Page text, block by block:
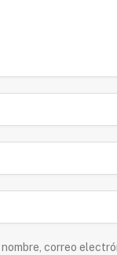
nombre, correo